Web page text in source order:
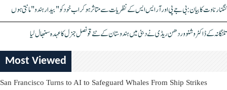
کنگنا رناوت کا بیان: بی جے پی اور آر ایس ایس کے نظریات سے متاثر ہو کر اب خود کو "بیدار ہندو" مانتی ہوں
تلنگانہ کے ڈاکٹر وشنو وردھن ریڈی نے دبئی میں ہندوستان کے نئے قونصل جنرل کا عہدہ سنبھال لیا
Most Viewed
San Francisco Turns to AI to Safeguard Whales From Ship Strikes